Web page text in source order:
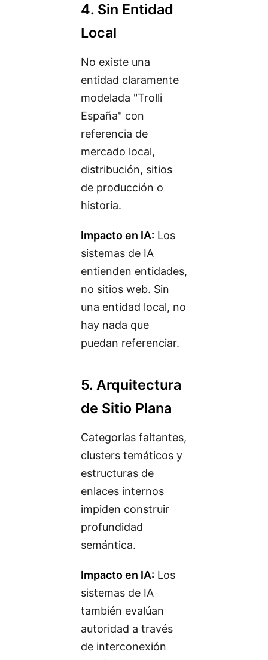
4. Sin Entidad
Local
No existe una
entidad claramente
modelada "Trolli
España" con
referencia de
mercado local,
distribución, sitios
de producción o
historia.
Impacto en IA: Los
sistemas de IA
entienden entidades,
no sitios web. Sin
una entidad local, no
hay nada que
puedan referenciar.
5. Arquitectura
de Sitio Plana
Categorías faltantes,
clusters temáticos y
estructuras de
enlaces internos
impiden construir
profundidad
semántica.
Impacto en IA: Los
sistemas de IA
también evalúan
autoridad a través
de interconexión